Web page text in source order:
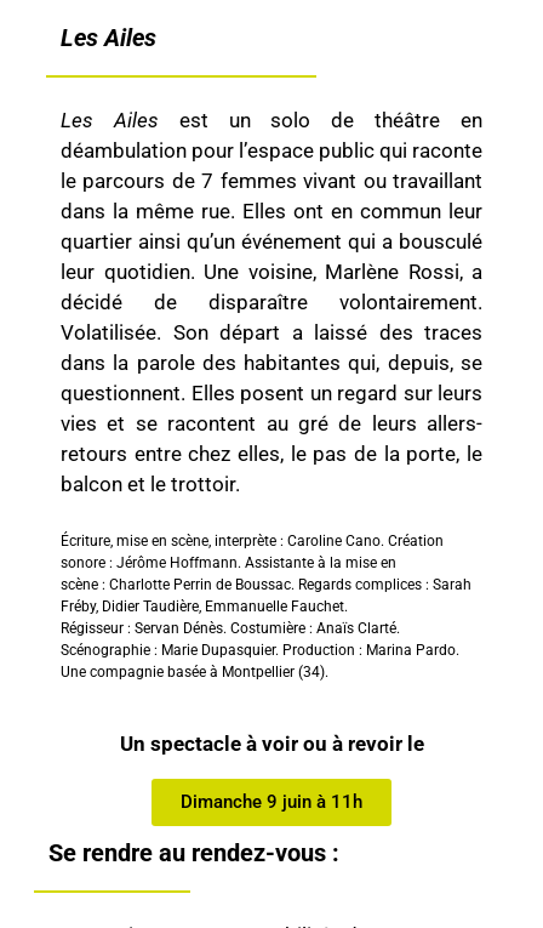
Les Ailes
Les Ailes est un solo de théâtre en
déambulation pour l’espace public qui raconte
le parcours de 7 femmes vivant ou travaillant
dans la même rue. Elles ont en commun leur
quartier ainsi qu’un événement qui a bousculé
leur quotidien. Une voisine, Marlène Rossi, a
décidé de disparaître volontairement.
Volatilisée. Son départ a laissé des traces
dans la parole des habitantes qui, depuis, se
questionnent. Elles posent un regard sur leurs
vies et se racontent au gré de leurs allers-
retours entre chez elles, le pas de la porte, le
balcon et le trottoir.
Écriture, mise en scène, interprète : Caroline Cano. Création
sonore : Jérôme Hoffmann. Assistante à la mise en
scène : Charlotte Perrin de Boussac. Regards complices : Sarah
Fréby, Didier Taudière, Emmanuelle Fauchet.
Régisseur : Servan Dénès. Costumière : Anaïs Clarté.
Scénographie : Marie Dupasquier. Production : Marina Pardo.
Une compagnie basée à Montpellier (34).
Un spectacle à voir ou à revoir le
Dimanche 9 juin à 11h
Se rendre au rendez-vous :